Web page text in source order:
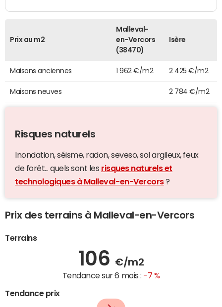
Prix au m2
Malleval-
en-Vercors
(38470)
Isère
Maisons anciennes 1 962 €/m2 2 425 €/m2
Maisons neuves 2 784 €/m2
Risques naturels
Inondation, séisme, radon, seveso, sol argileux, feux
de forêt... quels sont les risques naturels et
technologiques à Malleval-en-Vercors?
Prix des terrains à Malleval-en-Vercors
Terrains
106 €/m2
Tendance sur 6 mois : -7 %
Tendance prix